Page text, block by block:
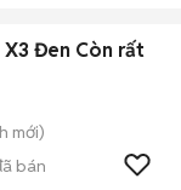
X3 Đen Còn rất
mới)
bán